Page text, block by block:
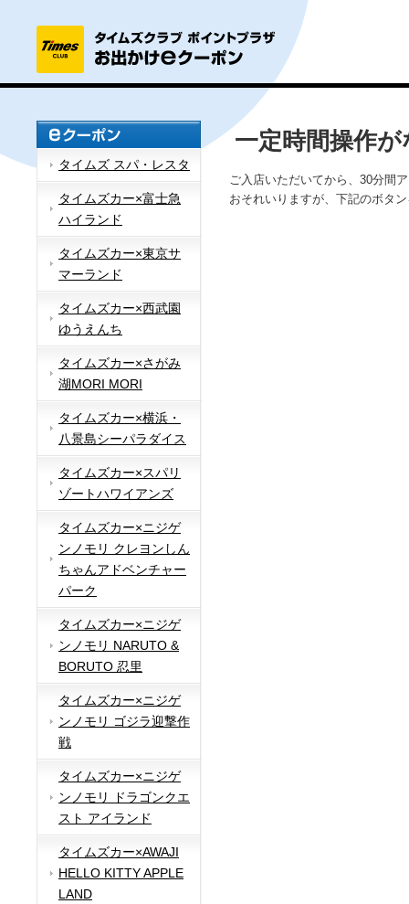
タイムズ スパ・レスタ
タイムズカー×富士急
ハイランド
タイムズカー×東京サ
マーランド
タイムズカー×西武園
ゆうえんち
タイムズカー×さがみ
湖MORI MORI
タイムズカー×横浜・
八景島シーパラダイス
タイムズカー×スパリ
ゾートハワイアンズ
タイムズカー×ニジゲ
ンノモリ クレヨンしん
ちゃんアドベンチャー
パーク
タイムズカー×ニジゲ
ンノモリ NARUTO &
BORUTO 忍里
タイムズカー×ニジゲ
ンノモリ ゴジラ迎撃作
戦
タイムズカー×ニジゲ
ンノモリ ドラゴンクエ
スト アイランド
タイムズカー×AWAJI
HELLO KITTY APPLE
LAND
一定時間操作
ご入店いただいてから、30分間
おそれいりますが、下記のボタ